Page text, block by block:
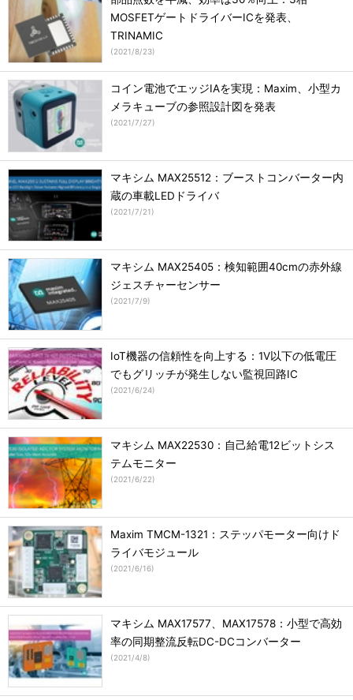
MOSFETゲートドライバーICを発表、
TRINAMIC
(2021/8/23)
コイン電池でエッジIAを実現：Maxim、小型カ
メラキューブの参照設計図を発表
(2021/7/27)
マキシム MAX25512：ブーストコンバーター内
蔵の車載LEDドライバ
(2021/7/21)
マキシム MAX25405：検知範囲40cmの赤外線
ジェスチャーセンサー
(2021/7/9)
IoT機器の信頼性を向上する：1V以下の低電圧
でもグリッチが発生しない監視回路IC
(2021/6/24)
マキシム MAX22530：自己給電12ビットシス
テムモニター
(2021/6/22)
Maxim TMCM-1321：ステッパモーター向けド
ライバモジュール
(2021/6/16)
マキシム MAX17577、MAX17578：小型で高効
率の同期整流反転DC-DCコンバーター
(2021/4/8)